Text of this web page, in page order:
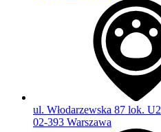
ul. Włodarzewska 87 lok. U2
02-393 Warszawa